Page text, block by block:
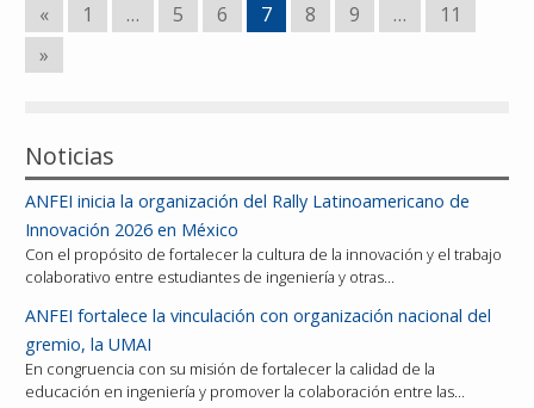
« 1 … 5 6 7 8 9 …
11
»
Noticias
ANFEI inicia la organización del Rally Latinoamericano de
Innovación 2026 en México
Con el propósito de fortalecer la cultura de la innovación y el trabajo
colaborativo entre estudiantes de ingeniería y otras…
ANFEI fortalece la vinculación con organización nacional del
gremio, la UMAI
En congruencia con su misión de fortalecer la calidad de la
educación en ingeniería y promover la colaboración entre las…